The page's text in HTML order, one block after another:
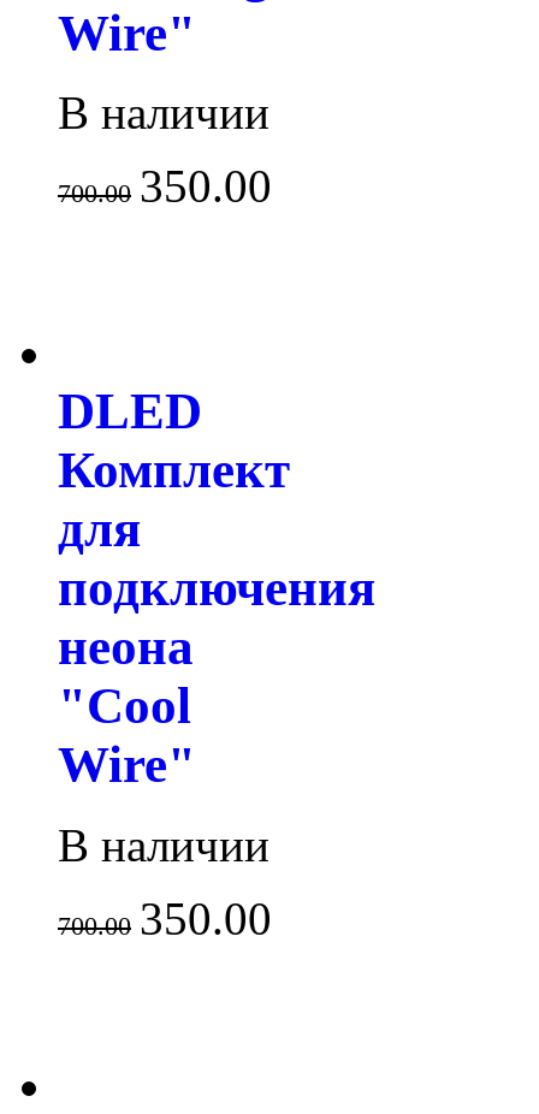
Wire"
В наличии
700.00 350.00
DLED
Комплект
для
подключения
неона
"Cool
Wire"
В наличии
700.00 350.00